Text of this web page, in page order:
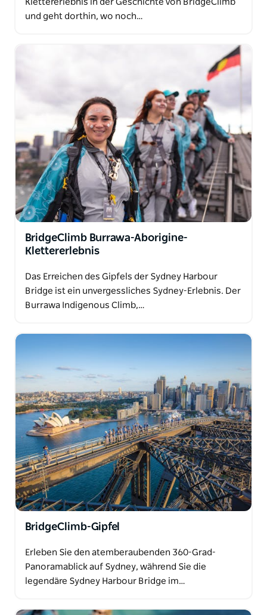
Klettererlebnis in der Geschichte von BridgeClimb
und geht dorthin, wo noch…
BridgeClimb Burrawa-Aborigine-
Klettererlebnis
Das Erreichen des Gipfels der Sydney Harbour
Bridge ist ein unvergessliches Sydney-Erlebnis. Der
Burrawa Indigenous Climb,…
BridgeClimb-Gipfel
Erleben Sie den atemberaubenden 360-Grad-
Panoramablick auf Sydney, während Sie die
legendäre Sydney Harbour Bridge im…